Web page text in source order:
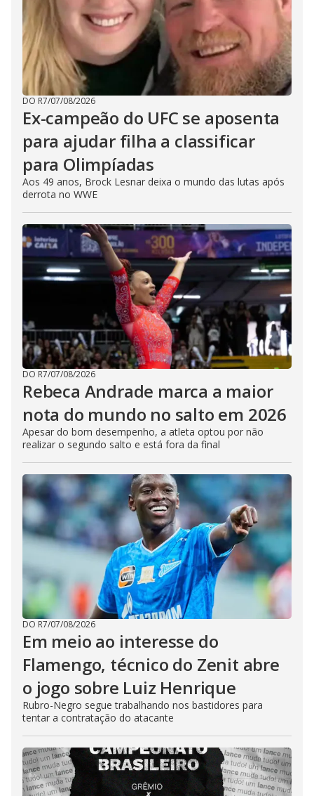
DO R7/07/08/2026
Ex-campeão do UFC se aposenta
para ajudar filha a classificar
para Olimpíadas
Aos 49 anos, Brock Lesnar deixa o mundo das lutas após
derrota no WWE
DO R7/07/08/2026
Rebeca Andrade marca a maior
nota do mundo no salto em 2026
Apesar do bom desempenho, a atleta optou por não
realizar o segundo salto e está fora da final
DO R7/07/08/2026
Em meio ao interesse do
Flamengo, técnico do Zenit abre
o jogo sobre Luiz Henrique
Rubro-Negro segue trabalhando nos bastidores para
tentar a contratação do atacante